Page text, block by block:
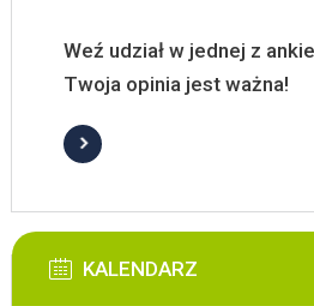
Weź udział w jednej z
Twoja opinia jest ważna!
KALENDARZ